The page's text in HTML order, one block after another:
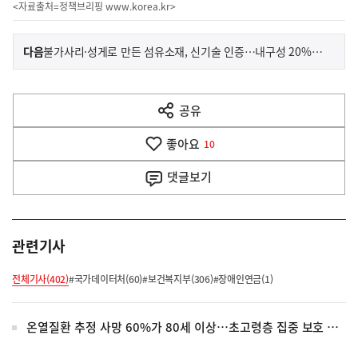
<자료출처=정책브리핑 www.korea.kr>
이
전
다
음
다음기
사
불가사리·성게로 만든 섬유소재, 신기술 인증…내구성 20% 향상
공유
열
기
좋아요 10
댓글보기
관련기사
전체기사(402)#국가데이터처(60)#보건복지부(306)#장애인연금(1)
온열질환 추정 사망 60%가 80세 이상…초고령층 집중 보호 강화